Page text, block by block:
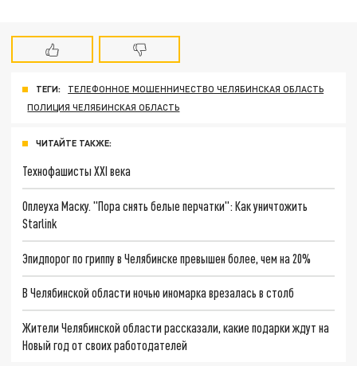
ТЕГИ:
ТЕЛЕФОННОЕ МОШЕННИЧЕСТВО ЧЕЛЯБИНСКАЯ ОБЛАСТЬ
ПОЛИЦИЯ ЧЕЛЯБИНСКАЯ ОБЛАСТЬ
ЧИТАЙТЕ ТАКЖЕ:
Технофашисты XXI века
Оплеуха Маску. "Пора снять белые перчатки": Как уничтожить
Starlink
Эпидпорог по гриппу в Челябинске превышен более, чем на 20%
В Челябинской области ночью иномарка врезалась в столб
Жители Челябинской области рассказали, какие подарки ждут на
Новый год от своих работодателей